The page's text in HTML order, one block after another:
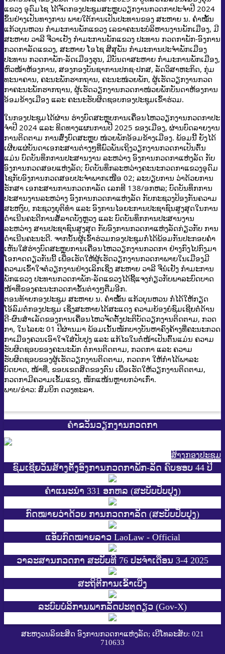
ແຂວງ ອຸດົມໄຊ ໄດ້ຈັດກອງປະຊຸມສະຫຼຸບວຽກງານກວດກາປະຈຳປີ 2024
ຂຶ້ນຢ່າງເປັນທາງການ ພາຍໃຕ້ການເປັນປະທານຂອງ ສະຫາຍ ນ. ຄໍາໝັ້ນ
ແກ້ວບຸນຫວນ ກໍາມະການພັກແຂວງ ເລຂາຄະນະບໍລິຫານງານພັກເມືອງ, ມີ
ສະຫາຍ ວາລີ ຈືວາເຢັງ ກໍາມະການພັກແຂວງ ປະທານ ກວດກາພັກ-ອົງການ
ກວດກາລັດແຂວງ, ສະຫາຍ ໂອໄຊ ສີສຸພັນ ກໍາມະການປະຈໍາພັກເມືອງ
ປະທານ ກວດກາພັກ-ລັດເມືອງຮຸນ, ມີບັນດາສະຫາຍ ກໍາມະການພັກເມືອງ,
ຫົວໜ້າຫ້ອງການ, ສອງກອງບັນຊາການປກຊ-ປກສ, ລັດວິສາຫະກິດ, ກຸ່ມ
ທະນາຄານ, ຄະນະພັກຮາກຖານ, ຄະນະໜ່ວຍພັກ, ຜູ້ເຮັດວຽກງານກວດ
ກາຄະນະພັກຮາກຖານ, ຜູ້ເຮັດວຽກງານກວດກາໜ່ວຍພັກບັນດາຫ້ອງການ
ອ້ອມຂ້າງເມືອງ ແລະ ຄະນະຮັບຜິດຊອບກອງປະຊຸມເຂົ້າຮ່ວມ.
ໃນກອງປະຊຸມໄດ້ຜ່ານ ຮ່າງບົດສະຫຼຸບການເຄື່ອນໄຫວວຽກງານກວດກາປະ
ຈໍາປີ 2024 ແລະ ທິດທາງແຜນການປີ 2025 ຂອງເມືອງ, ຜ່ານບົດລາຍງານ
ການຕິດຕາມ ການສົ່ງບົດສະຫຼຸບ ໜ່ວຍພັກອ້ອມຂ້າງເມືອງ. ພ້ອມນີ້ ຍັງໄດ້
ເຜີຍແຜ່ບັນດາເອກະສານຕ່າງໆທີ່ພົວພັນເຖິງວຽກງານກວດກາເປັນຕົ້ນ
ແມ່ນ ບົດບັນທຶກການປະສານງານ ລະຫວ່າງ ອົງການກວດກາແຫ່ງລັດ ກັບ
ອົງການກວດສອບແຫ່ງລັດ; ບົດບັນທຶກລະຫວ່າງຄະນະກວດກາແຂວງອຸດົມ
ໄຊກັບອົງການກວດສອບປະຈໍາພາກເໜືອ 02; ລະບຽບການ ວ່າດ້ວຍການ
ຮັກສາ ເອກະສານການກວດກາລັດ ເລກທີ 138/ອກຫລ; ບົດບັນທຶກການ
ປະສານງານລະຫວ່າງ ອົງການກວດກາແຫ່ງລັດ ກັບກະຊວງປ້ອງກັນຄວາມ
ສະຫງົບ, ກະຊວງຍຸຕິທໍາ ແລະ ອົງການໄອຍະການປະຊາຊົນສູງສຸດໃນການ
ດໍາເນີນຄະດີການສໍ້ລາດບັງຫຼວງ ແລະ ບົດບັນທຶກການປະສານງານ
ລະຫວ່າງ ສານປະຊາຊົນສູງສຸດ ກັບອົງການກວດກາແຫ່ງລັດກ່ຽວກັບ ການ
ດໍາເນີນຄະນະດີ. ຈາກນັ້ນຜູ້ເຂົ້າຮ່ວມກອງປະຊຸມກໍ່ໄດ້ພ້ອມກັນປະກອບຄຳ
ເຫັນໃສ່ຮ່າງບົດສະຫຼຸບການເຄື່ອນໄຫວວຽກງານກວດກາ ຢ່າງກົງໄປກົງມາ
ໂອກາດດຽວກັນນີ້ ເພື່ອເຮັດໃຫ້ຜູ້ເຮັດວຽກງານກວດກາພາຍໃນເມືອງມີ
ຄວາມເຂົ້າໃຈຕໍ່ວຽກງານຢ່າງເລິກເຊິ່ງ ສະຫາຍ ວາລີ ຈືນໍເຢັງ ກໍາມະການ
ພັກແຂວງ ປະທານກວດກາພັກ-ລັດແຂວງໄດ້ຊີ້ແຈງກ່ຽວກັບພາລະບົດບາດ
ໜ້າທີ່ຂອງຄະນະກວດກາຂັ້ນຕ່າງໆຕື່ມອີກ.
ຕອນທ້າຍກອງປະຊຸມ ສະຫາຍ ນ. ຄໍາໝັ້ນ ແກ້ວບຸນຫວນ ກໍ່ໄດ້ໃຫ້ກຽດ
ໂອ້ລົມຕໍ່ກອງປະຊຸມ ເຊິ່ງສະຫາຍໄດ້ສະແດງ ຄວາມຍ້ອງຍໍຊົມເຊີຍຕໍ່ດ້ານ
ດີ-ຜົນສໍາເລັດຂອງການເຄື່ອນໄຫວຈັດຕັ້ງປະຕິບັດວຽກງານຕິດຕາມ, ກວດ
ກາ, ໃນໄລຍະ 01 ປີຜ່ານມາ ພ້ອມເນັ້ນໜັກບາງບັນຫາຄົງຄ້າງທີ່ຄະນະກວດ
ກາເມືອງຄວນເອົາໃຈໃສ່ປັບປຸງ ແລະ ແກ້ໄຂໃນຕໍ່ໜ້າເປັນຕົ້ນແມ່ນ ຄວາມ
ຮັບຜິດຊອບຂອງຄະນະພັກ ຕໍ່ການຕິດຕາມ, ກວດກາ ແລະ ຄວາມ
ຮັບຜິດຊອບຂອງຜູ້ເຮັດວຽກງານຕິດຕາມ, ກວດກາ ໃຫ້ກຳໄດ້ພາລະ
ບົດບາດ, ໜ້າທີ່, ຂອບເຂດສິດຂອງຕົນ ເພື່ອເຮັດໃຫ້ວຽກງານຕິດຕາມ,
ກວດກາມີຄວາມເຂັ້ມແຂງ, ໜັກແໜ້ນຫຼາຍກວ່າເກົ່າ.
ພາບ/ຂ່າວ: ສົມບິກ ດວງທະລາ.
ຄຳຂວັນວຽກງານກວດກາ
ສ້າງກອງປະຊູມ
ຊົມເຊີຍວັນສ້າງຕັ້ງອົງການກວດກາພັກ-ລັດ ຄົບຮອບ 44 ປີ
ຄຳແນະນຳ 331 ອກຫລ (ສະບັບປັບປຸງ)
ກົດໝາຍວ່າດ້ວຍ ການກວດກາລັດ (ສະບັບປັບປຸງ)
ແອັບກົດໝາຍລາວ LaoLaw - Official
ວາລະສານກວດກາ ສະບັບທີ 76 ປະຈຳເດືອນ 3-4 2025
ສະ​ຖິ​ຕີການ​ເຂົ້າ​ເບີ່ງ
ລະບົບບໍລິການພາກລັດປະຕູດຽວ (Gov-X)
ສະຫງວນລິຂະສິດ ອົງການກວດກາແຫ່ງລັດ; ເບີໂທລະສັບ: 021
710633